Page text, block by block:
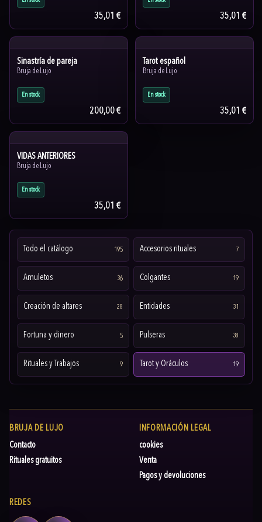
Todo el catálogo 195 Accesorios rituales 7
Amuletos 36 Colgantes 19
Creación de altares 28 Entidades 31
Fortuna y dinero 5 Pulseras 38
Rituales y Trabajos 9 Tarot y Oráculos 19
35,01 € 35,01 €
Sinastría de pareja
Bruja de Lujo
En stock
200,00 €
Tarot español
Bruja de Lujo
En stock
35,01 €
VIDAS ANTERIORES
Bruja de Lujo
En stock
35,01 €
BRUJA DE LUJO
Contacto
Rituales gratuitos
INFORMACIÓN LEGAL
cookies
Venta
Pagos y devoluciones
REDES